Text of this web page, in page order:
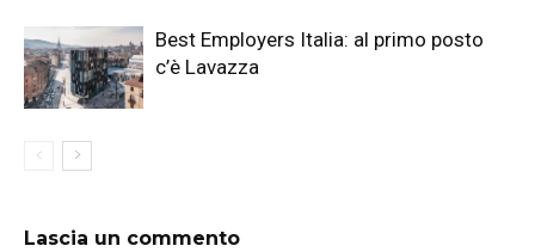
Best Employers Italia: al primo posto
c’è Lavazza
Lascia un commento